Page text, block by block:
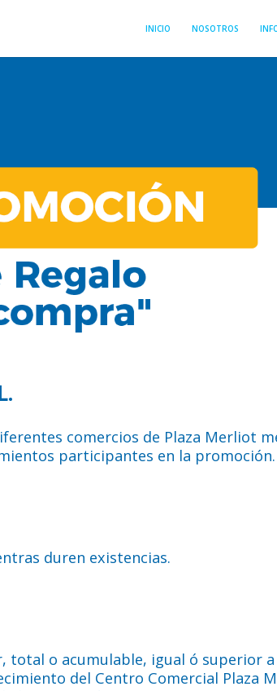
INICIO NOSOTROS
comercios de Plaza Merliot
participantes en la promoción.
duren existencias.
total o acumulable, igual ó superior
del Centro Comercial Plaza